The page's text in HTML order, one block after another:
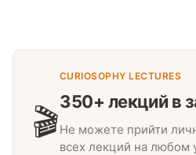
🎬
CURIOSOPHY LECTURES
350+ лекций в
Не можете прийти
всех лекций на любом